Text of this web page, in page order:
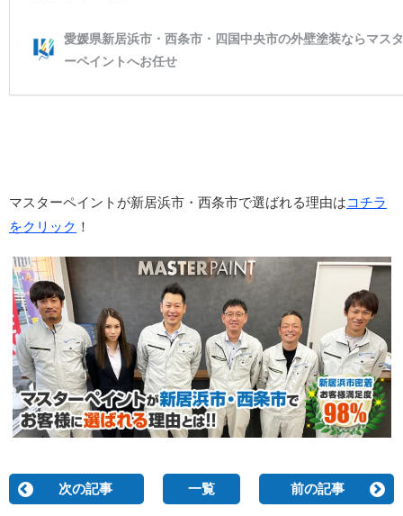
マスターペイントが新居浜市・西条市で選ばれる理由はコチラ
をクリック ！
次の記事 一覧 前の記事